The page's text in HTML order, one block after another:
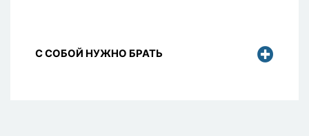
С СОБОЙ НУЖНО БРАТЬ